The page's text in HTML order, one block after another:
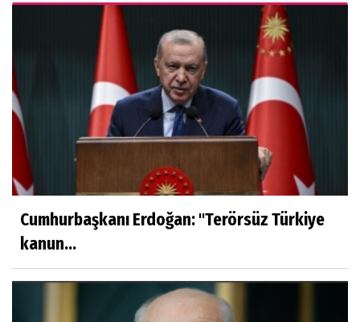
Cumhurbaşkanı Erdoğan: ''Terörsüz Türkiye
kanun...